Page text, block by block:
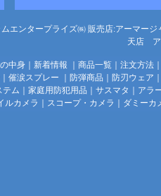
エンタープライズ㈱ 販売店:アーマージ
天店
中身｜ 新着情報 商品一覧｜ 注文方法
催涙スプレー 防弾商品 防刃ウェア
テム
家庭用防犯用品 サスマタ
アラ
ルカメラ
スコープ・カメラ ダミーカ